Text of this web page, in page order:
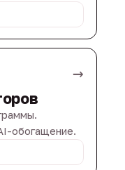
→
обогащение.